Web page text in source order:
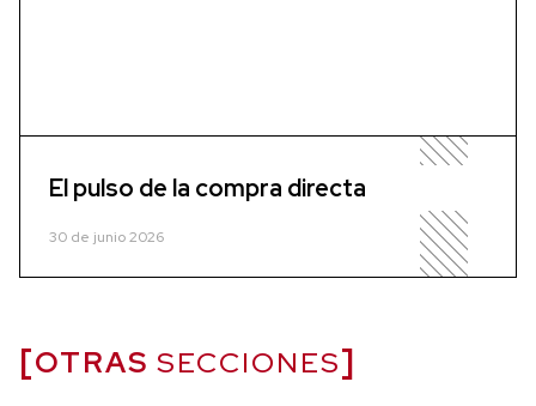
El pulso de la compra directa
30 de junio 2026
OTRAS SECCIONES